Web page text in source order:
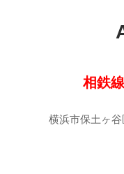
相鉄
横浜市保土ヶ